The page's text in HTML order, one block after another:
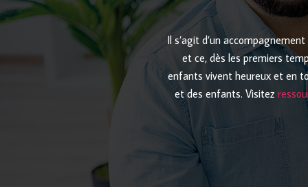
Il s’agit d’un
et ce, dès les premiers
enfants vivent heureux et en
et des enfants. Visitez